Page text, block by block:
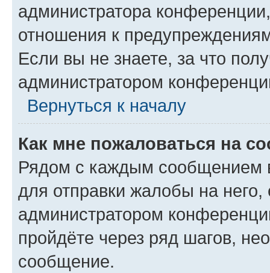
администратора
отношения к
Если вы не знаете, за что
администратором
Вернуться к началу
Как мне пожаловаться на
Рядом с каждым сообщением
для отправки жалобы на
администратором
пройдёте через ряд шагов,
сообщение.